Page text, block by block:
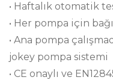
• Haftalık otomatik
• Her pompa için
• Ana pompa
jokey pompa sistemi
• CE onaylı ve